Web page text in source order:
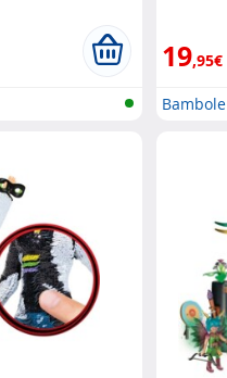
19,95€
Bambole